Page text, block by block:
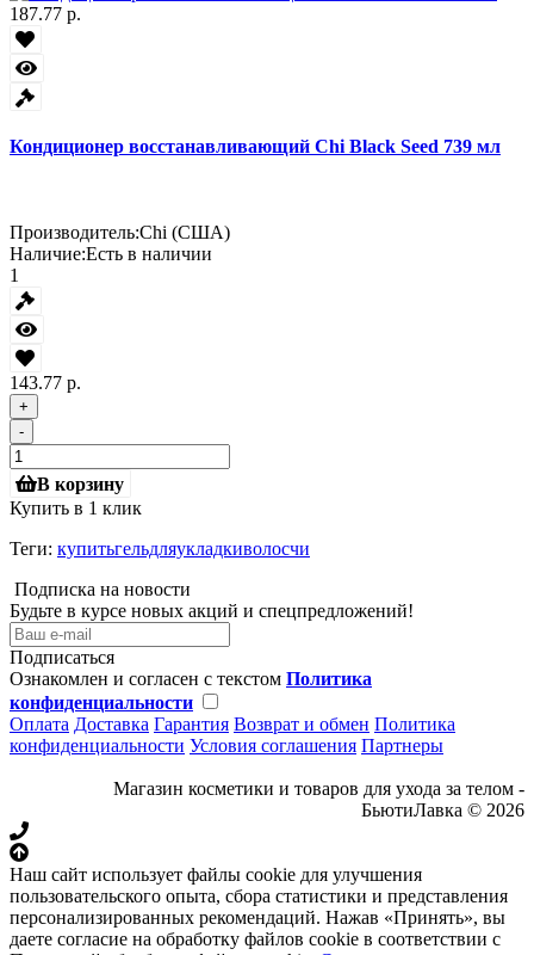
187.77 р.
Кондиционер восстанавливающий Chi Black Seed 739 мл
Производитель:Chi (США)
Наличие:Есть в наличии
1
143.77 р.
+
-
В корзину
Купить в 1 клик
Теги: купитьгельдляукладкиволосчи
Подписка на новости
Будьте в курсе новых акций и спецпредложений!
Подписаться
Ознакомлен и согласен с текстом Политика
конфиденциальности
Оплата Доставка Гарантия Возврат и обмен Политика
конфиденциальности Условия соглашения Партнеры
Магазин косметики и товаров для ухода за телом -
БьютиЛавка © 2026
Наш сайт использует файлы cookie для улучшения
пользовательского опыта, сбора статистики и представления
персонализированных рекомендаций. Нажав «Принять», вы
даете согласие на обработку файлов cookie в соответствии с